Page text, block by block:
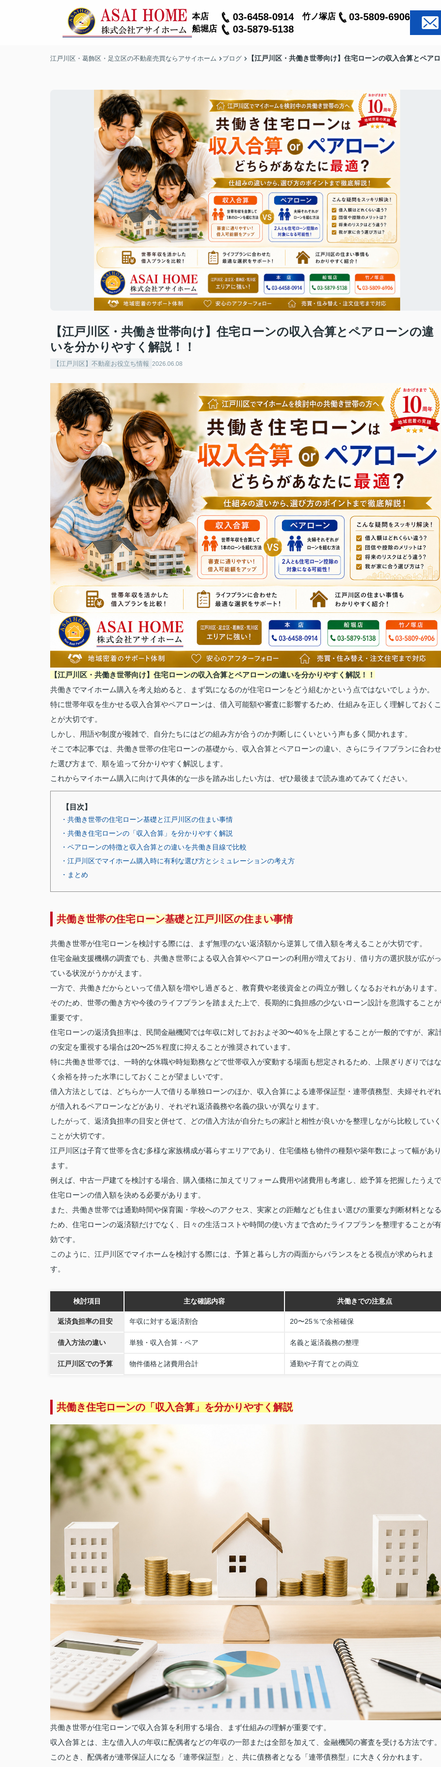
本店 03-6458-0914 竹ノ塚店 03-5809-6906
船堀店 03-5879-5138
江戸川区・葛飾区・足立区の不動産売買ならアサイホーム ブログ 【江戸川区・共働き世帯向け】住宅ローンの収入合算とペア
【江戸川区・共働き世帯向け】住宅ローンの収入合算とペアローンの違
いを分かりやすく解説！！
【江戸川区】不動産お役立ち情報 2026.06.08
【江戸川区・共働き世帯向け】住宅ローンの収入合算とペアローンの違いを分かりやすく解説！！
共働きでマイホーム購入を考え始めると、まず気になるのが住宅ローンをどう組むかという点ではないでしょうか。
特に世帯年収を生かせる収入合算やペアローンは、借入可能額や審査に影響するため、仕組みを正しく理解しておくこ
とが大切です。
しかし、用語や制度が複雑で、自分たちにはどの組み方が合うのか判断しにくいという声も多く聞かれます。
そこで本記事では、共働き世帯の住宅ローンの基礎から、収入合算とペアローンの違い、さらにライフプランに合わせ
た選び方まで、順を追って分かりやすく解説します。
これからマイホーム購入に向けて具体的な一歩を踏み出したい方は、ぜひ最後まで読み進めてみてください。
【目次】
・共働き世帯の住宅ローン基礎と江戸川区の住まい事情
・共働き住宅ローンの「収入合算」を分かりやすく解説
・ペアローンの特徴と収入合算との違いを共働き目線で比較
・江戸川区でマイホーム購入時に有利な選び方とシミュレーションの考え方
・まとめ
共働き世帯の住宅ローン基礎と江戸川区の住まい事情
共働き世帯が住宅ローンを検討する際には、まず無理のない返済額から逆算して借入額を考えることが大切です。
住宅金融支援機構の調査でも、共働き世帯による収入合算やペアローンの利用が増えており、借り方の選択肢が広がっ
ている状況がうかがえます。
一方で、共働きだからといって借入額を増やし過ぎると、教育費や老後資金との両立が難しくなるおそれがあります。
そのため、世帯の働き方や今後のライフプランを踏まえた上で、長期的に負担感の少ないローン設計を意識することが
重要です。
住宅ローンの返済負担率は、民間金融機関では年収に対しておおよそ30〜40％を上限とすることが一般的ですが、家
の安定を重視する場合は20〜25％程度に抑えることが推奨されています。
特に共働き世帯では、一時的な休職や時短勤務などで世帯収入が変動する場面も想定されるため、上限ぎりぎりではな
く余裕を持った水準にしておくことが望ましいです。
借入方法としては、どちらか一人で借りる単独ローンのほか、収入合算による連帯保証型・連帯債務型、夫婦それぞれ
が借入れるペアローンなどがあり、それぞれ返済義務や名義の扱いが異なります。
したがって、返済負担率の目安と併せて、どの借入方法が自分たちの家計と相性が良いかを整理しながら比較していく
ことが大切です。
江戸川区は子育て世帯を含む多様な家族構成が暮らすエリアであり、住宅価格も物件の種類や築年数によって幅があり
ます。
例えば、中古一戸建てを検討する場合、購入価格に加えてリフォーム費用や諸費用も考慮し、総予算を把握したうえで
住宅ローンの借入額を決める必要があります。
また、共働き世帯では通勤時間や保育園・学校へのアクセス、実家との距離なども住まい選びの重要な判断材料となる
ため、住宅ローンの返済額だけでなく、日々の生活コストや時間の使い方まで含めたライフプランを整理することが有
効です。
このように、江戸川区でマイホームを検討する際には、予算と暮らし方の両面からバランスをとる視点が求められま
す。
検討項目 主な確認内容 共働きでの注意点
返済負担率の目安 年収に対する返済割合 20〜25％で余裕確保
借入方法の違い 単独・収入合算・ペア 名義と返済義務の整理
江戸川区での予算 物件価格と諸費用合計 通勤や子育てとの両立
共働き住宅ローンの「収入合算」を分かりやすく解説
共働き世帯が住宅ローンで収入合算を利用する場合、まず仕組みの理解が重要です。
収入合算とは、主な借入人の年収に配偶者などの年収の一部または全部を加えて、金融機関の審査を受ける方法です。
このとき、配偶者が連帯保証人になる「連帯保証型」と、共に債務者となる「連帯債務型」に大きく分かれます。